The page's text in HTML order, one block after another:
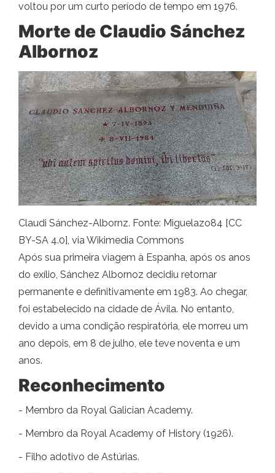
voltou por um curto período de tempo em 1976.
Morte de Claudio Sánchez
Albornoz
Claudi Sánchez-Albornz. Fonte: Miguelazo84 [CC
BY-SA 4.0], via Wikimedia Commons
Após sua primeira viagem à Espanha, após os anos
do exílio, Sánchez Albornoz decidiu retornar
permanente e definitivamente em 1983. Ao chegar,
foi estabelecido na cidade de Ávila. No entanto,
devido a uma condição respiratória, ele morreu um
ano depois, em 8 de julho, ele teve noventa e um
anos.
Reconhecimento
- Membro da Royal Galician Academy.
- Membro da Royal Academy of History (1926).
- Filho adotivo de Astúrias.